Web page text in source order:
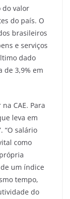
do valor
do país. O
brasileiros
e serviços
dado
de 3,9% em
CAE. Para
leva em
“O salário
como
um índice
tempo,
do